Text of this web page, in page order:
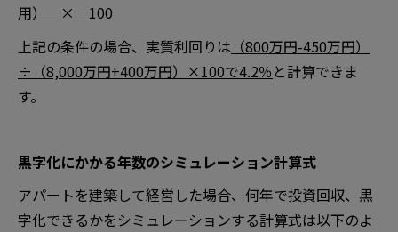
用） × 100
上記の条件の場合、実質利回りは （800万円-450万円）
÷（8,000万円+400万円）×100で4.2％ と計算できま
す。
黒字化にかかる年数のシミュレーション計算式
アパートを建築して経営した場合、何年で投資回収、黒
字化できるかをシミュレーションする計算式は以下のよ